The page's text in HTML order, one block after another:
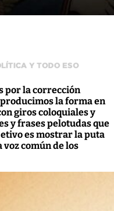
por la corrección
la forma en
giros coloquiales y
y frases pelotudas que
es mostrar la puta
común de los